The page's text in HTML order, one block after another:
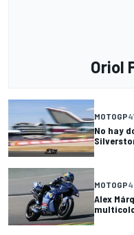
Oriol
MOTOGP
No hay
MOTOGP
Alex